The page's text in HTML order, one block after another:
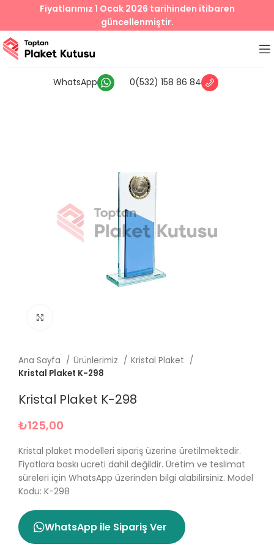
WhatsApp 0(532) 158 86 84
Ana Sayfa Ürünlerimiz
Kristal Plaket
Kristal Plaket K-298
Kristal Plaket K-298
₺125,00
Kristal plaket modelleri sipariş üzerine üretilmektedir.
Fiyatlara baskı ücreti dahil değildir. Üretim ve teslimat
süreleri için WhatsApp üzerinden bilgi alabilirsiniz. Model
Kodu: K-298
WhatsApp ile Sipariş Ver
Fiyatlarımız 1 Ocak 2026 tarihinden itibaren
güncellenmiştir.